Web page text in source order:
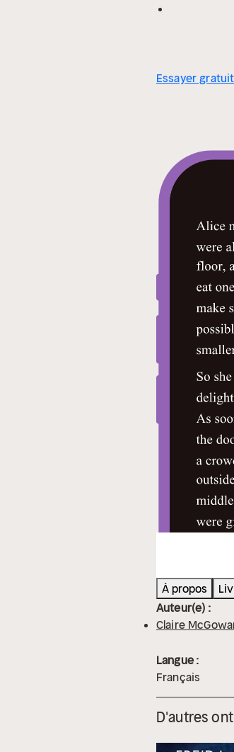
Essayer
À propos
Auteur(e) :
Claire
Langue :
Français
D'autres